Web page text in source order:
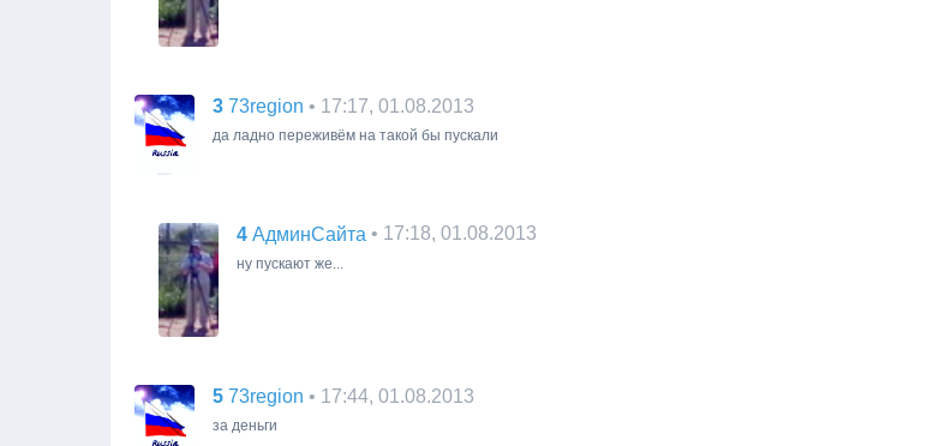
3 73region • 17:17, 01.08.2013
да ладно переживём на такой бы пускали
4 АдминСайта • 17:18, 01.08.2013
ну пускают же...
5 73region • 17:44, 01.08.2013
за деньги